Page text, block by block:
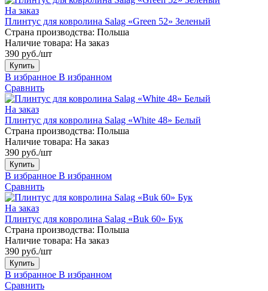
На заказ
Плинтус для ковролина Salag «Green 52» Зеленый
Страна производства: Польша
Наличие товара: На заказ
390 руб./шт
Купить
В избранное В избранном
Сравнить
На заказ
Плинтус для ковролина Salag «White 48» Белый
Страна производства: Польша
Наличие товара: На заказ
390 руб./шт
Купить
В избранное В избранном
Сравнить
На заказ
Плинтус для ковролина Salag «Buk 60» Бук
Страна производства: Польша
Наличие товара: На заказ
390 руб./шт
Купить
В избранное В избранном
Сравнить